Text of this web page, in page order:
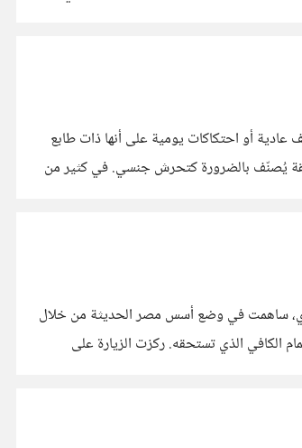
أو احتكاكات يومية على أنها ذات طابع
أو مضايقة يُصنّف بالضرورة كتحرش جنسي. في كثير من
ساهمت في وضع أسس مصر الحديثة من خلال
الاهتمام بالتراث والعلوم والثقافة، فإن زيارة ماكرون ألقت الضوء مجددًا على مدينة الإسكندرية، المدينة التي تُعدّ ثاني أكبر مدن مصر، ومع ذلك لا تحظى بالاهتمام الكافي الذي تستحقه. ركزت الزيارة على